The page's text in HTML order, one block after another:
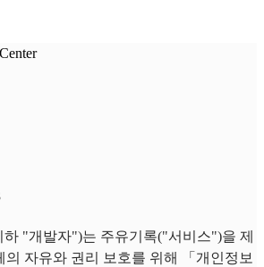
하 "개발자")는 주유기록("서비스")을 제
의 자유와 권리 보호를 위해 「개인정보